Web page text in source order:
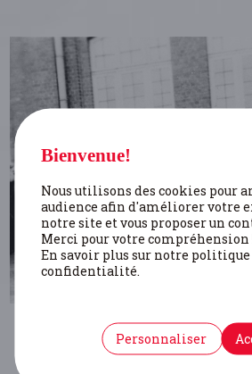
BIBLIOGRAPHIE
Bienvenue!
Nous utilisons des cookies pour
audience afin d'améliorer votre
notre site et vous proposer un
Merci pour votre compréhension
En savoir plus sur notre politique
confidentialité.
Personnaliser